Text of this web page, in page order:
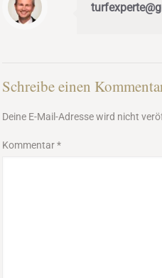
Schreibe einen
Deine E-Mail-Adresse wird nicht
Kommentar*